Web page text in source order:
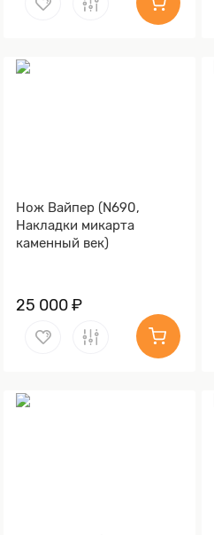
Нож Вайпер (N690,
Накладки микарта
каменный век)
25 000 ₽